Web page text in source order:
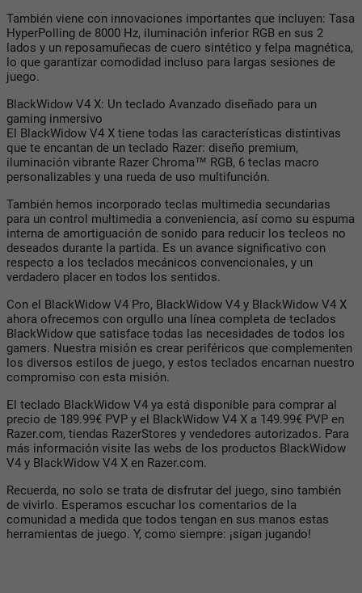
También viene con innovaciones importantes que incluyen: Tasa
HyperPolling de 8000 Hz, iluminación inferior RGB en sus 2
lados y un reposamuñecas de cuero sintético y felpa magnética,
lo que garantizar comodidad incluso para largas sesiones de
juego.
BlackWidow V4 X: Un teclado Avanzado diseñado para un
gaming inmersivo
El BlackWidow V4 X tiene todas las características distintivas
que te encantan de un teclado Razer: diseño premium,
iluminación vibrante Razer Chroma™ RGB, 6 teclas macro
personalizables y una rueda de uso multifunción.
También hemos incorporado teclas multimedia secundarias
para un control multimedia a conveniencia, así como su espuma
interna de amortiguación de sonido para reducir los tecleos no
deseados durante la partida. Es un avance significativo con
respecto a los teclados mecánicos convencionales, y un
verdadero placer en todos los sentidos.
Con el BlackWidow V4 Pro, BlackWidow V4 y BlackWidow V4 X
ahora ofrecemos con orgullo una línea completa de teclados
BlackWidow que satisface todas las necesidades de todos los
gamers. Nuestra misión es crear periféricos que complementen
los diversos estilos de juego, y estos teclados encarnan nuestro
compromiso con esta misión.
El teclado BlackWidow V4 ya está disponible para comprar al
precio de 189.99€ PVP y el BlackWidow V4 X a 149.99€ PVP en
Razer.com, tiendas RazerStores y vendedores autorizados. Para
más información visite las webs de los productos BlackWidow
V4 y BlackWidow V4 X en Razer.com.
Recuerda, no solo se trata de disfrutar del juego, sino también
de vivirlo. Esperamos escuchar los comentarios de la
comunidad a medida que todos tengan en sus manos estas
herramientas de juego. Y, como siempre: ¡sigan jugando!